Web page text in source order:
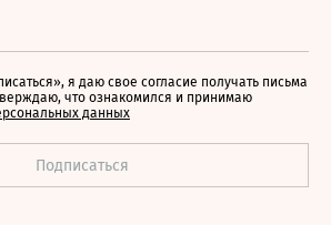
я даю свое согласие получать письма
что ознакомился и принимаю
данных